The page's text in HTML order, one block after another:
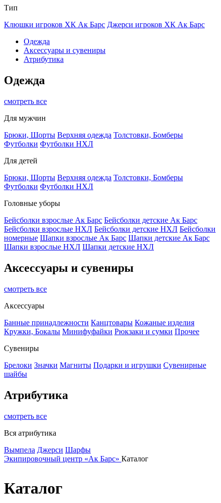
Тип
Клюшки игроков ХК Ак Барс Джерси игроков ХК Ак Барс
Одежда
Аксессуары и сувениры
Атрибутика
Одежда
смотреть все
Для мужчин
Брюки, Шорты Верхняя одежда Толстовки, Бомберы
Футболки Футболки НХЛ
Для детей
Брюки, Шорты Верхняя одежда Толстовки, Бомберы
Футболки Футболки НХЛ
Головные уборы
Бейсболки взрослые Ак Барс Бейсболки детские Ак Барс
Бейсболки взрослые НХЛ Бейсболки детские НХЛ Бейсболки
номерные Шапки взрослые Ак Барс Шапки детские Ак Барс
Шапки взрослые НХЛ Шапки детские НХЛ
Аксессуары и сувениры
смотреть все
Аксессуары
Банные принадлежности Канцтовары Кожаные изделия
Кружки, Бокалы Минифуфайки Рюкзаки и сумки Прочее
Сувениры
Брелоки Значки Магниты Подарки и игрушки Сувенирные
шайбы
Атрибутика
смотреть все
Вся атрибутика
Вымпела Джерси Шарфы
Экипировочный центр «Ак Барс» Каталог
Каталог